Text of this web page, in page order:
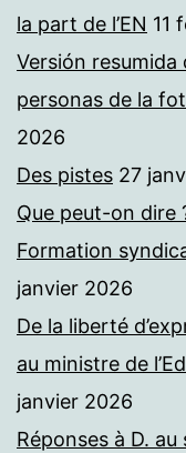
la part de l’EN 11
Versión resumida
personas de la
2026
Des pistes 27
Que peut-on dire
Formation
janvier 2026
De la liberté
au ministre de
janvier 2026
Réponses à D.